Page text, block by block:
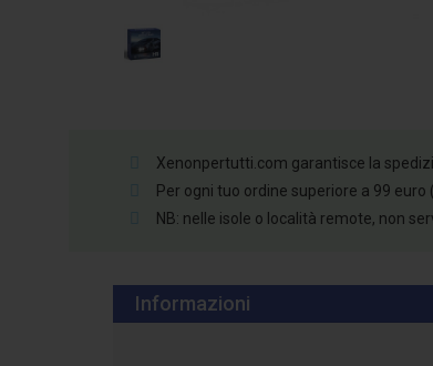
Xenonpertutti.com garantisce la
Per ogni tuo ordine superiore a 99
NB: nelle isole o località remote, non
Informazioni